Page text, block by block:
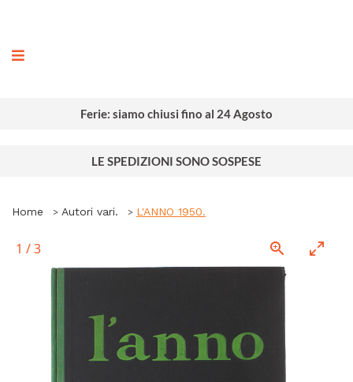
Ferie: siamo chiusi fino al 24 Agosto
LE SPEDIZIONI SONO SOSPESE
Home Autori vari. L'ANNO 1950.
1 /3